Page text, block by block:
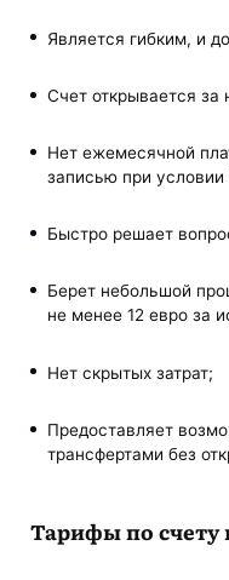
Является гибким, и
Счет открывается за
Нет ежемесячной
записью при
Быстро решает
Берет небольшой
не менее 12 евро за
Нет скрытых затрат;
Предоставляет
трансфертами без
Тарифы по счету